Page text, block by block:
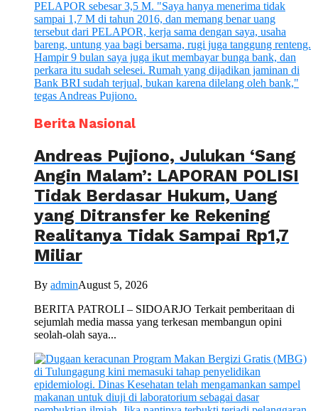
Berita Nasional
Andreas Pujiono, Julukan ‘Sang
Angin Malam’: LAPORAN POLISI
Tidak Berdasar Hukum, Uang
yang Ditransfer ke Rekening
Realitanya Tidak Sampai Rp1,7
Miliar
By adminAugust 5, 2026
BERITA PATROLI – SIDOARJO Terkait pemberitaan di
sejumlah media massa yang terkesan membangun opini
seolah-olah saya...